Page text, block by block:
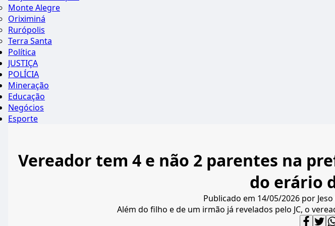
Monte Alegre
Oriximiná
Rurópolis
Terra Santa
Política
JUSTIÇA
POLÍCIA
Mineração
Educação
Negócios
Esporte
Vereador tem 4 e não 2 parentes na
do erário
Publicado em 14/05/2026 por
Além do filho e de um irmão já revelados pelo JC, o